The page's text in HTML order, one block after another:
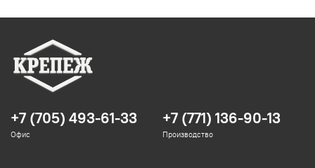
+7 (705) 493-61-33
Офис
+7 (771) 136-90-13
Производство